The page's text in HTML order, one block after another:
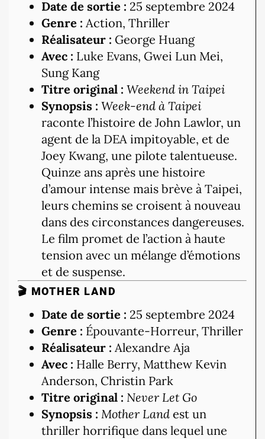
Date de sortie : 25 septembre 2024
Genre : Action, Thriller
Réalisateur : George Huang
Avec : Luke Evans, Gwei Lun Mei,
Sung Kang
Titre original : Weekend in Taipei
Synopsis : Week-end à Taipei
raconte l’histoire de John Lawlor, un
agent de la DEA impitoyable, et de
Joey Kwang, une pilote talentueuse.
Quinze ans après une histoire
d’amour intense mais brève à Taipei,
leurs chemins se croisent à nouveau
dans des circonstances dangereuses.
Le film promet de l’action à haute
tension avec un mélange d’émotions
et de suspense.
🎬 MOTHER LAND
Date de sortie : 25 septembre 2024
Genre : Épouvante-Horreur, Thriller
Réalisateur : Alexandre Aja
Avec : Halle Berry, Matthew Kevin
Anderson, Christin Park
Titre original : Never Let Go
Synopsis : Mother Land est un
thriller horrifique dans lequel une